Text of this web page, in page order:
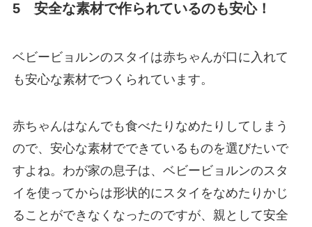
5 安全な素材で作られているのも安心！
ベビービョルンのスタイは赤ちゃんが口に入れて
も安心な素材でつくられています。
赤ちゃんはなんでも食べたりなめたりしてしまう
ので、安心な素材でできているものを選びたいで
すよね。わが家の息子は、ベビービョルンのスタ
イを使ってからは形状的にスタイをなめたりかじ
ることができなくなったのですが、親として安全